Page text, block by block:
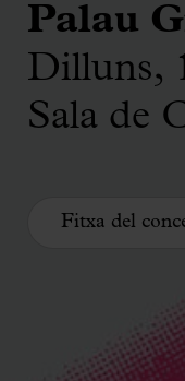
Palau
Dilluns,
Sala de
Fitxa del